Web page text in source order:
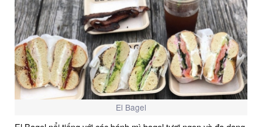
El Bagel